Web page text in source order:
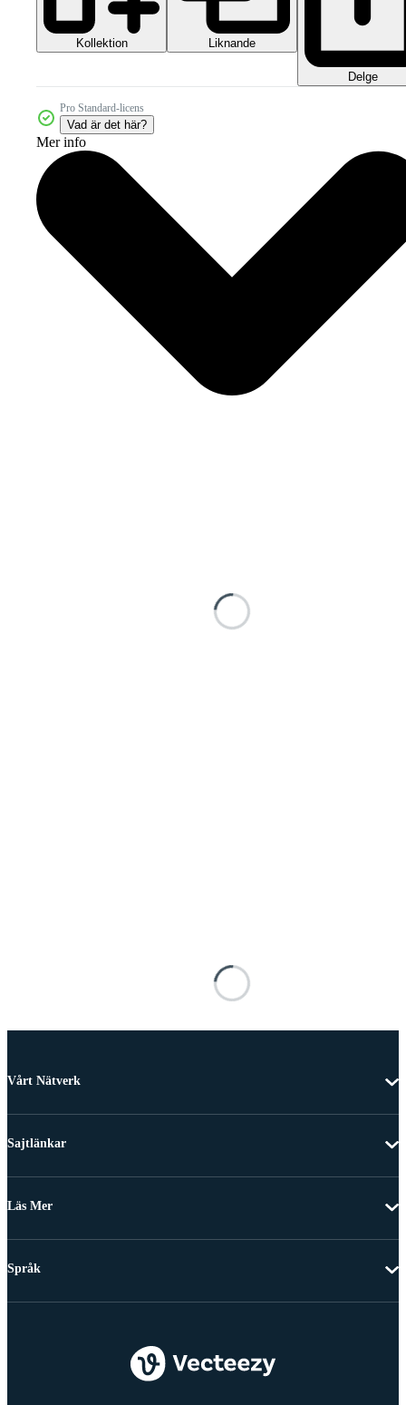
Kollektion Liknande
Delge
Pro Standard-licens
Vad är det här?
Mer info
Vårt Nätverk
Sajtlänkar
Läs Mer
Språk